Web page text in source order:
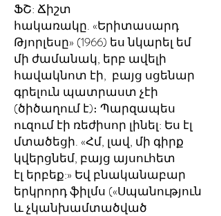
ՖՇ: Ճիշտ
հակառակը. «Երիտասարդ
Թյորլեսը» (1966) ես նկարել եմ
մի ժամանակ, երբ ավելի
հավակնոտ էի, բայց սցենար
գրելուն պատրաստ չէի
(ծիծաղում է)։ Պարզապես
ուզում էի ռեժիսոր լինել: Ես էլ
մտածեցի. «Հմ, լավ, մի գիրք
կվերցնեմ, բայց այսուհետ
էլ երբեք:» Եվ բնականաբար
երկրորդ ֆիլմս («Սպանություն
և չկանխամտածված